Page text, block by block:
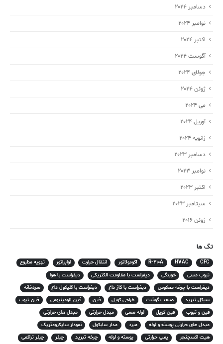
دسامبر 2024
نوامبر 2024
اکتبر 2024
آگوست 2024
جولای 2024
ژوئن 2024
می 2024
آوریل 2024
ژانویه 2024
دسامبر 2023
نوامبر 2023
اکتبر 2023
سپتامبر 2023
ژوئن 2016
تگ ها
CFC
HVAC
R-410A آکومولاتور انتقال حرارت اواپراتور
تهویه مطبوع
تیوب مسی
خوردگی دیفراست با مقاومت الکتریکی
دیفراست با هوا
دیفراست با چرخه معکوس
دیفراست با گاز داغ دیفراست با گلیکول داغ
سردخانه
سیکل تبرید
صنعت گوشت طراحی کویل فین فین آلومینیومی
فین تیوب
فین و تیوب
فین کویل لوله مسی مبدل حرارتی
مبدل های حرارتی
مبدل های حرارتی پوسته و لوله
مبرد مدار سابکول
نمودار سایکرومتریک
هیت اکسچنجر
پمپ حرارتی پوسته و لوله چرخه تبرید چیلر
چیلر تراکمی